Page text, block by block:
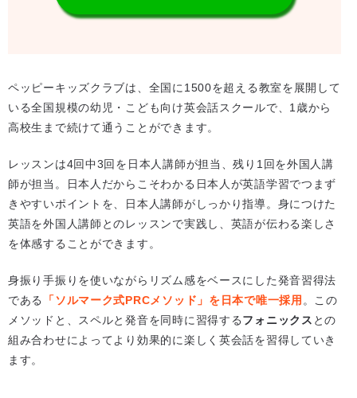
ペッピーキッズクラブは、全国に1500を超える教室を展開して
いる全国規模の幼児・こども向け英会話スクールで、1歳から
高校生まで続けて通うことができます。
レッスンは4回中3回を日本人講師が担当、残り1回を外国人講
師が担当。日本人だからこそわかる日本人が英語学習でつまず
きやすいポイントを、日本人講師がしっかり指導。身につけた
英語を外国人講師とのレッスンで実践し、英語が伝わる楽しさ
を体感することができます。
身振り手振りを使いながらリズム感をベースにした発音習得法
である
「ソルマーク式PRCメソッド」を日本で唯一採用 。この
メソッドと、スペルと発音を同時に習得するフォニックス との
組み合わせによってより効果的に楽しく英会話を習得していき
ます。